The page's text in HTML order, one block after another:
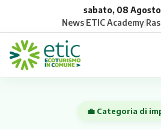
sabato, 08
News|ETIC Academy|
💼 Categoria di